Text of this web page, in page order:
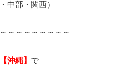
中部・関西）
～～～～～～～～
【沖縄】 で